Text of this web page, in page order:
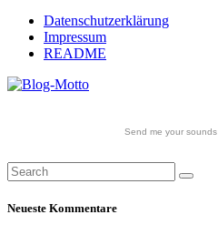
Datenschutzerklärung
Impressum
README
Send me your sounds
Neueste Kommentare